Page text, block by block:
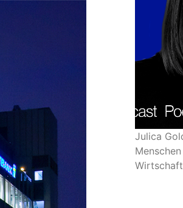
Julica